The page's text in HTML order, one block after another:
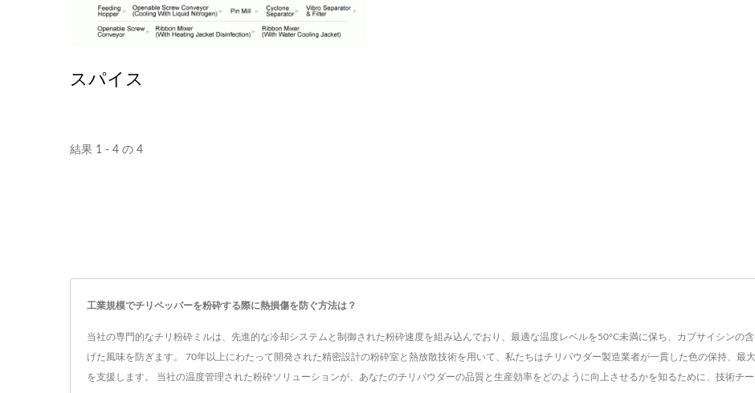
スパイス
結果 1 - 4 の 4
工業規模でチリペッパーを粉砕する際に熱損傷を防ぐ方法は？
当社の専門的なチリ粉砕ミルは、先進的な冷却システムと制御された粉砕速度を組み込んでおり、最適な温度レベルを50°C未満に保ち、カプサイシンの
げた風味を防ぎます。 70年以上にわたって開発された精密設計の粉砕室と熱放散技術を用いて、私たちはチリパウダー製造業者が一貫した色の保持、最
を支援します。 当社の温度管理された粉砕ソリューションが、あなたのチリパウダーの品質と生産効率をどのように向上させるかを知るために、技術チー